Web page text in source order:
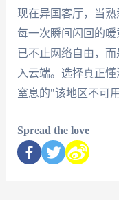
现在异国客厅，当
每一次瞬间闪回的
已不止网络自由，
入云端。选择真正
窒息的"该地区不可
Spread the love